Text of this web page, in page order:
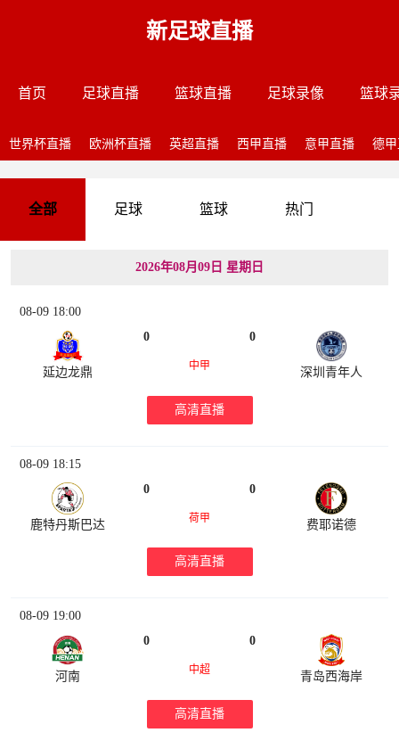
新足球直播
首页 足球直播 篮球直播 足球录像 篮球
世界杯直播 欧洲杯直播 英超直播 西甲直播 意甲直播 德
全部 足球 篮球 热门
2026年08月09日 星期日
08-09 18:00
延边龙鼎
0
中甲
0
深圳青年人
高清直播
08-09 18:15
鹿特丹斯巴达
0
荷甲
0
费耶诺德
高清直播
08-09 19:00
河南
0
中超
0
青岛西海岸
高清直播